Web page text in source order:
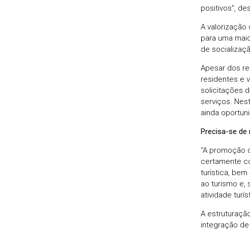
positivos”,
A
para uma
de
Apesar dos
residentes e
solicitações
serviços.
ainda
Precisa-se de
“A
certamente
turística, bem
ao turismo e,
atividade
A
integração